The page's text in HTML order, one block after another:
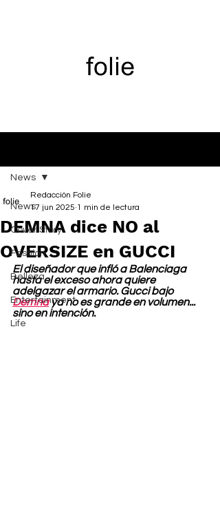
News
Cover Story
Fashion
Belleza
Entertainment
Life
News
DEMNA dice NO al
OVERSIZE en GUCCI
Redacción Folie
17 jun 2025 1 min de lectura
El diseñador que infló a Balenciaga
hasta el exceso ahora quiere
adelgazar el armario. Gucci bajo
Demna ya no es grande en volumen...
sino en intención.